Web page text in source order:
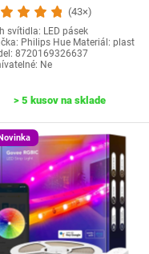
(43×)
svítidla: LED pásek
Philips Hue Materiál: plast
8720169326637
Ne
> 5 kusov na sklade
Novinka